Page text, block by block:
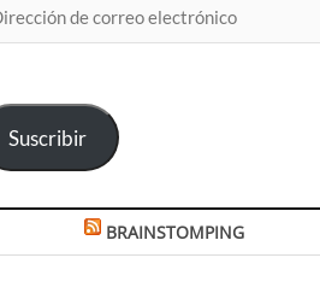
Suscribir
BRAINSTOMPING